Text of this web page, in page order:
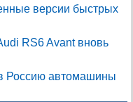
версии быстрых
RS6 Avant вновь
Россию автомашины